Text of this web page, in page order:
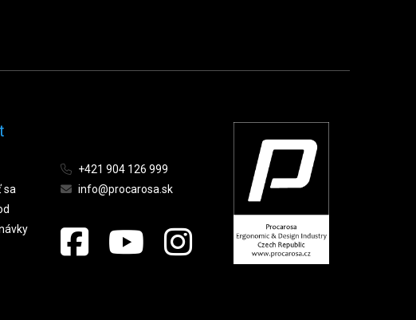
sa
+421 904 126 999
info@procarosa.sk